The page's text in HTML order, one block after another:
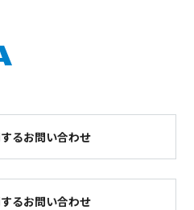
るお問い合わせ
るお問い合わせ